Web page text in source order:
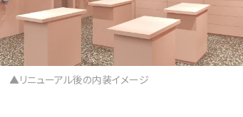
▲リニューアル後の内装イメージ